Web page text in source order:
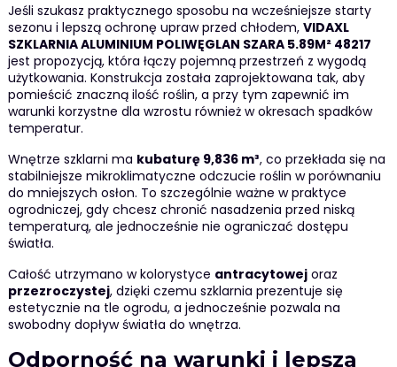
Jeśli szukasz praktycznego sposobu na wcześniejsze starty
sezonu i lepszą ochronę upraw przed chłodem, VIDAXL
SZKLARNIA ALUMINIUM POLIWĘGLAN SZARA 5.89M² 48217
jest propozycją, która łączy pojemną przestrzeń z wygodą
użytkowania. Konstrukcja została zaprojektowana tak, aby
pomieścić znaczną ilość roślin, a przy tym zapewnić im
warunki korzystne dla wzrostu również w okresach spadków
temperatur.
Wnętrze szklarni ma kubaturę 9,836 m³, co przekłada się na
stabilniejsze mikroklimatyczne odczucie roślin w porównaniu
do mniejszych osłon. To szczególnie ważne w praktyce
ogrodniczej, gdy chcesz chronić nasadzenia przed niską
temperaturą, ale jednocześnie nie ograniczać dostępu
światła.
Całość utrzymano w kolorystyce antracytowejoraz
przezroczystej, dzięki czemu szklarnia prezentuje się
estetycznie na tle ogrodu, a jednocześnie pozwala na
swobodny dopływ światła do wnętrza.
Odporność na warunki i lepsza